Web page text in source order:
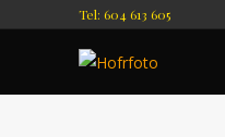
Tel: 604 613 605